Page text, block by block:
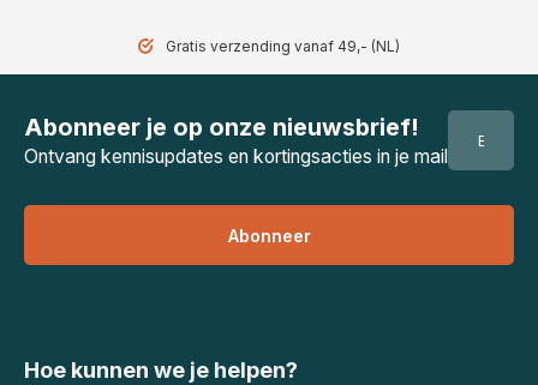
Gratis verzending vanaf 49,- (NL)
Abonneer je op onze nieuwsbrief!
Ontvang kennisupdates en kortingsacties in je mail
Abonneer
Hoe kunnen we je helpen?